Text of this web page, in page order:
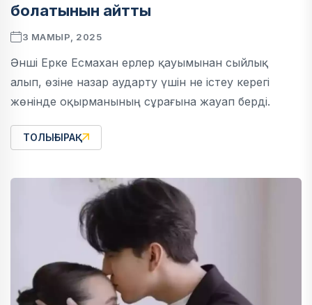
болатынын айтты
3 МАМЫР, 2025
Әнші Ерке Есмахан ерлер қауымынан сыйлық
алып, өзіне назар аударту үшін не істеу керегі
жөнінде оқырманының сұрағына жауап берді.
ТОЛЫҒЫРАҚ